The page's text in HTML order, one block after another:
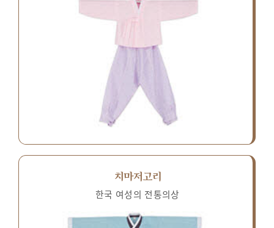
치마저고리
한국 여성의 전통의상